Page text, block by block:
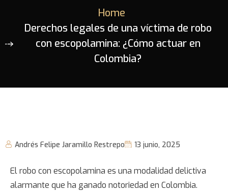
Home
Derechos legales de una víctima de robo
con escopolamina: ¿Cómo actuar en
Colombia?
Andrés Felipe Jaramillo Restrepo 13 junio, 2025
Elrobo con escopolamina es una modalidad delictiva
alarmante que ha ganado notoriedad en Colombia.